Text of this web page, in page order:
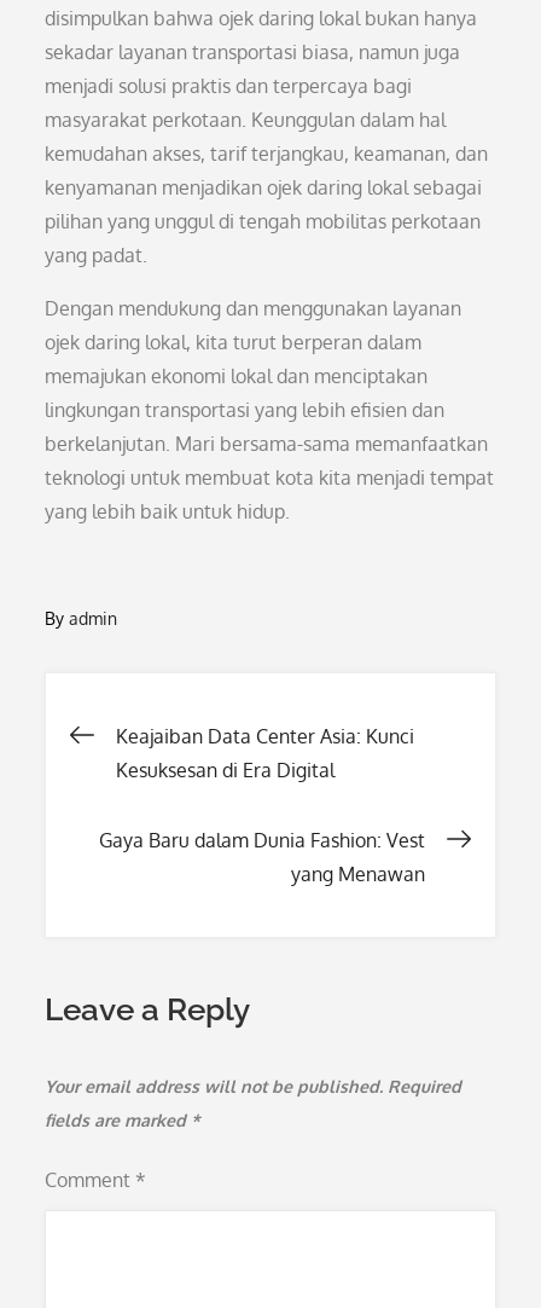
disimpulkan bahwa ojek daring lokal bukan hanya
sekadar layanan transportasi biasa, namun juga
menjadi solusi praktis dan terpercaya bagi
masyarakat perkotaan. Keunggulan dalam hal
kemudahan akses, tarif terjangkau, keamanan, dan
kenyamanan menjadikan ojek daring lokal sebagai
pilihan yang unggul di tengah mobilitas perkotaan
yang padat.
Dengan mendukung dan menggunakan layanan
ojek daring lokal, kita turut berperan dalam
memajukan ekonomi lokal dan menciptakan
lingkungan transportasi yang lebih efisien dan
berkelanjutan. Mari bersama-sama memanfaatkan
teknologi untuk membuat kota kita menjadi tempat
yang lebih baik untuk hidup.
Byadmin
Post
Keajaiban Data Center Asia: Kunci
Kesuksesan di Era Digital
Gaya Baru dalam Dunia Fashion: Vest
yang Menawan
Leave a Reply
Your email address will not be published. Required
fields are marked *
Comment *